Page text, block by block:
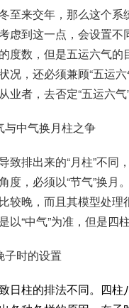
至来交年，那么这个系
虑到这一点，会设置不
度数，但是五运六气的
况，还必须兼顾“五运
业者，去否定“五运六
与中气换月柱之争
致排出来的“月柱”不
度，必须以“节气”换
较晚，而且其模型处
以“中气”为准，但是四
子时的设置
日柱的排法不同。四柱